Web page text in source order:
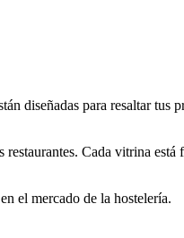
diseñadas para resaltar tus
Cada vitrina
el mercado de la hostelería.